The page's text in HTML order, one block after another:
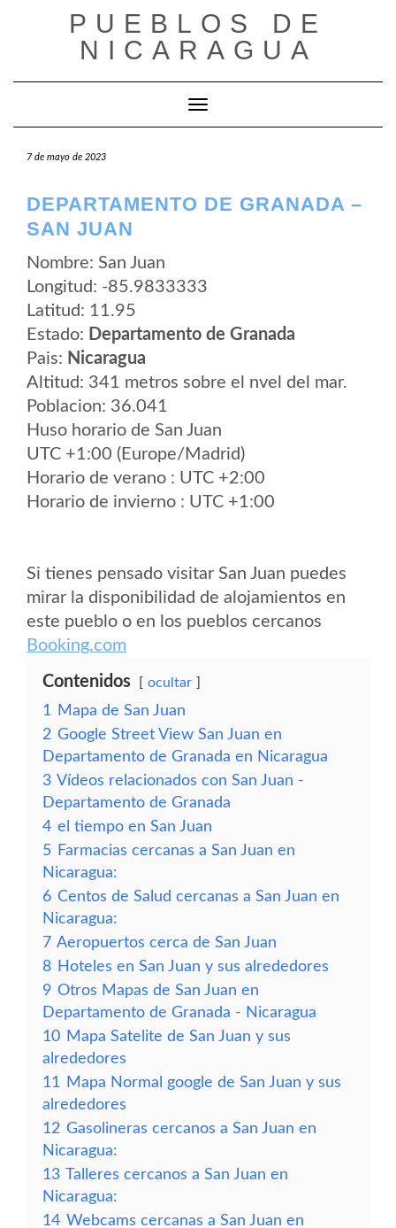
PUEBLOS DE
NICARAGUA
Cambiar modo de navegación
7 de mayo de 2023
DEPARTAMENTO DE GRANADA –
SAN JUAN
Nombre: San Juan
Longitud: -85.9833333
Latitud: 11.95
Estado: Departamento de Granada
Pais: Nicaragua
Altitud: 341 metros sobre el nvel del mar.
Poblacion: 36.041
Huso horario de San Juan
UTC +1:00 (Europe/Madrid)
Horario de verano : UTC +2:00
Horario de invierno : UTC +1:00
Si tienes pensado visitar San Juan puedes
mirar la disponibilidad de alojamientos en
este pueblo o en los pueblos cercanos
Booking.com
Contenidos ocultar
1
Mapa de San Juan
2 Google Street View San Juan en
Departamento de Granada en Nicaragua
3 Vídeos relacionados con San Juan -
Departamento de Granada
4 el tiempo en San Juan
5 Farmacias cercanas a San Juan en
Nicaragua:
6 Centos de Salud cercanas a San Juan en
Nicaragua:
7 Aeropuertos cerca de San Juan
8 Hoteles en San Juan y sus alrededores
9 Otros Mapas de San Juan en
Departamento de Granada - Nicaragua
10 Mapa Satelite de San Juan y sus
alrededores
11
Mapa Normal google de San Juan y sus
alrededores
12 Gasolineras cercanos a San Juan en
Nicaragua:
13 Talleres cercanos a San Juan en
Nicaragua:
14 Webcams cercanas a San Juan en